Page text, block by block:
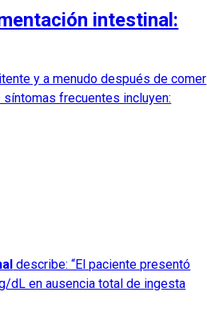
intestinal:
y a menudo después de comer
frecuentes incluyen:
describe: “El paciente presentó
dL en ausencia total de ingesta